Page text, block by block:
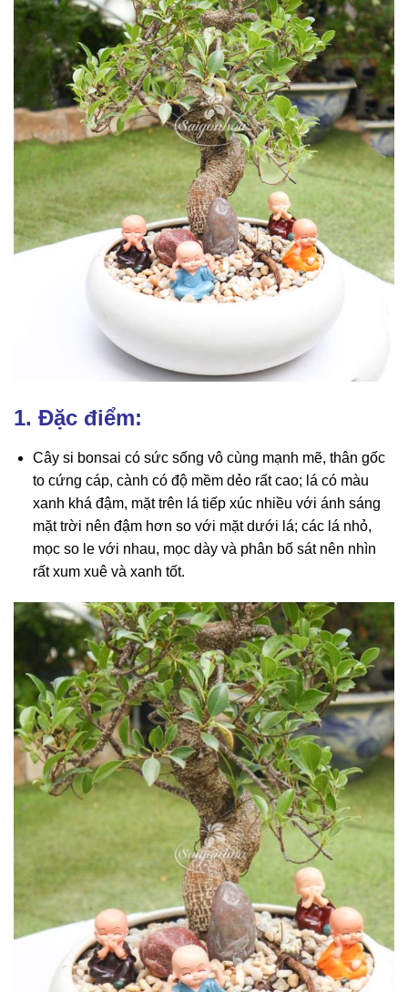
1. Đặc điểm:
Cây si bonsai có sức sống vô cùng mạnh mẽ, thân gốc
to cứng cáp, cành có độ mềm dẻo rất cao; lá có màu
xanh khá đậm, mặt trên lá tiếp xúc nhiều với ánh sáng
mặt trời nên đậm hơn so với mặt dưới lá; các lá nhỏ,
mọc so le với nhau, mọc dày và phân bố sát nên nhìn
rất xum xuê và xanh tốt.